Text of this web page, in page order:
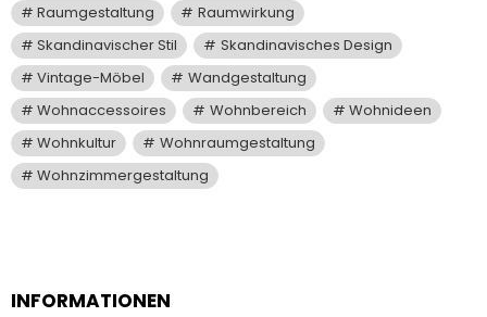
Raumgestaltung
Raumwirkung
Skandinavischer Stil
Skandinavisches Design
Vintage-Möbel
Wandgestaltung
Wohnaccessoires
Wohnbereich
Wohnideen
Wohnkultur
Wohnraumgestaltung
Wohnzimmergestaltung
INFORMATIONEN